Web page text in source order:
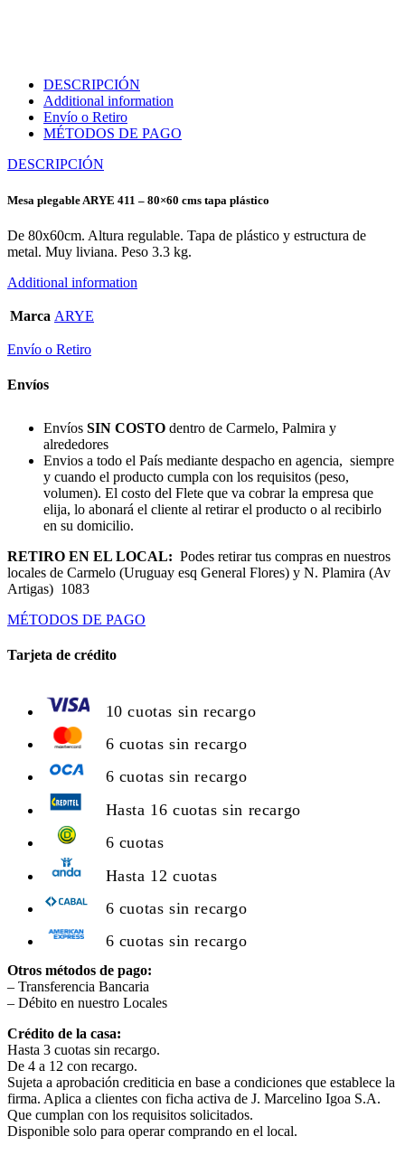
DESCRIPCIÓN
Additional information
Envío o Retiro
MÉTODOS DE PAGO
DESCRIPCIÓN
Mesa plegable ARYE 411 – 80×60 cms tapa plástico
De 80x60cm. Altura regulable. Tapa de plástico y estructura de
metal. Muy liviana. Peso 3.3 kg.
Additional information
Marca ARYE
Envío o Retiro
Envíos
Envíos SIN COSTO dentro de Carmelo, Palmira y
alrededores
Envios a todo el País mediante despacho en agencia, siempre
y cuando el producto cumpla con los requisitos (peso,
volumen). El costo del Flete que va cobrar la empresa que
elija, lo abonará el cliente al retirar el producto o al recibirlo
en su domicilio.
RETIRO EN EL LOCAL: Podes retirar tus compras en nuestros
locales de Carmelo (Uruguay esq General Flores) y N. Plamira (Av
Artigas) 1083
MÉTODOS DE PAGO
Tarjeta de crédito
10 cuotas sin recargo
6 cuotas sin recargo
6 cuotas sin recargo
Hasta 16 cuotas sin recargo
6 cuotas
Hasta 12 cuotas
6 cuotas sin recargo
6 cuotas sin recargo
Otros métodos de pago:
– Transferencia Bancaria
– Débito en nuestro Locales
Crédito de la casa:
Hasta 3 cuotas sin recargo.
De 4 a 12 con recargo.
Sujeta a aprobación crediticia en base a condiciones que establece la
firma. Aplica a clientes con ficha activa de J. Marcelino Igoa S.A.
Que cumplan con los requisitos solicitados.
Disponible solo para operar comprando en el local.